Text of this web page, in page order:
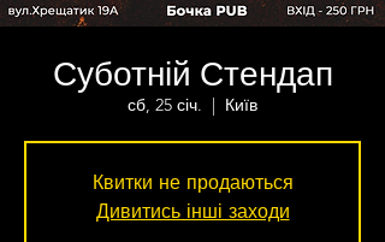
Суботній Стендап
сб, 25 січ.
  |
Київ
Квитки не продаються
Дивитись інші заходи